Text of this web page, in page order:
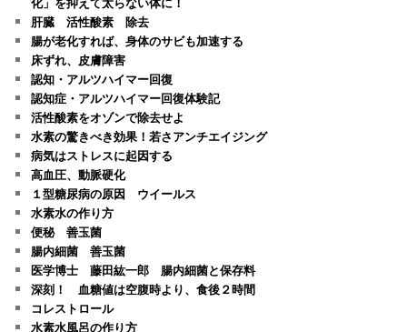
肝臓 活性酸素 除去
腸が老化すれば、身体のサビも加速する
床ずれ、皮膚障害
認知・アルツハイマー回復
認知症・アルツハイマー回復体験記
活性酸素をオゾンで除去せよ
水素の驚きべき効果！若さアンチエイジング
病気はストレスに起因する
高血圧、動脈硬化
１型糖尿病の原因 ウイールス
水素水の作り方
便秘 善玉菌
腸内細菌 善玉菌
医学博士 藤田紘一郎 腸内細菌と保存料
深刻！ 血糖値は空腹時より、食後２時間
コレストロール
水素水風呂の作り方